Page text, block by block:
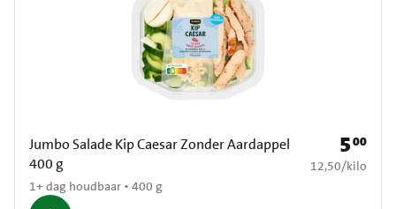
Jumbo Salade Kip Caesar Zonder Aardappel
400 g
1+ dag houdbaar • 400 g
Prijs: €
500
€ 12,50 per kilo
12,50/kilo